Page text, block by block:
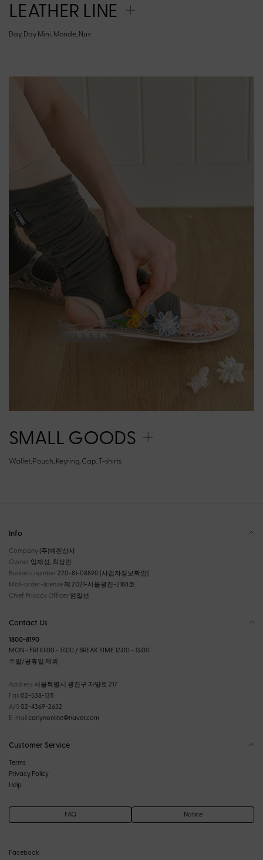
LEATHER LINE
Day, Day Mini, Monde, Nuv
SMALL GOODS
Wallet, Pouch, Keyring, Cap, T-shirts
Info
Company (주)예진상사
Owner 엄재성, 최상민
Business number 220-81-08890 [사업자정보확인]
Mail-order-license 제 2021-서울광진-2188호
Chief Privacy Officer 엄일선
Contact Us
1800-8190
MON - FRI 10:00 - 17:00 / BREAK TIME 12:00 - 13:00
주말/공휴일 제외
Address 서울특별시 광진구 자양로 217
Fax02-538-1311
A/S 02-4369-2632
E-mailcarlynonline@naver.com
Customer Service
Terms
Privacy Policy
Help
FAQ Notice
Facebook